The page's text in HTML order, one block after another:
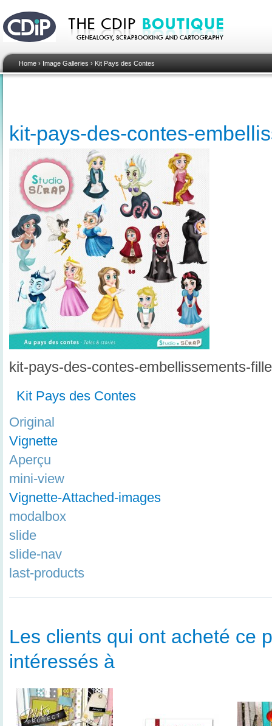
Home › Image Galleries › Kit Pays des Contes
kit-pays-des-contes-
kit-pays-des-contes-embellissements-
Kit Pays des Contes
Original
Vignette
Aperçu
mini-view
Vignette-Attached-images
modalbox
slide
slide-nav
last-products
Les clients qui ont acheté ce
intéressés à